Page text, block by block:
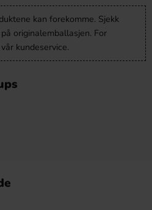
kan forekomme. Sjekk
originalemballasjen. For
kundeservice.